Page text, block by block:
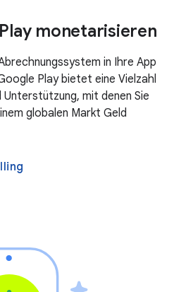
monetarisieren
in Ihre App
Play bietet eine Vielzahl
Unterstützung, mit denen Sie
globalen Markt Geld